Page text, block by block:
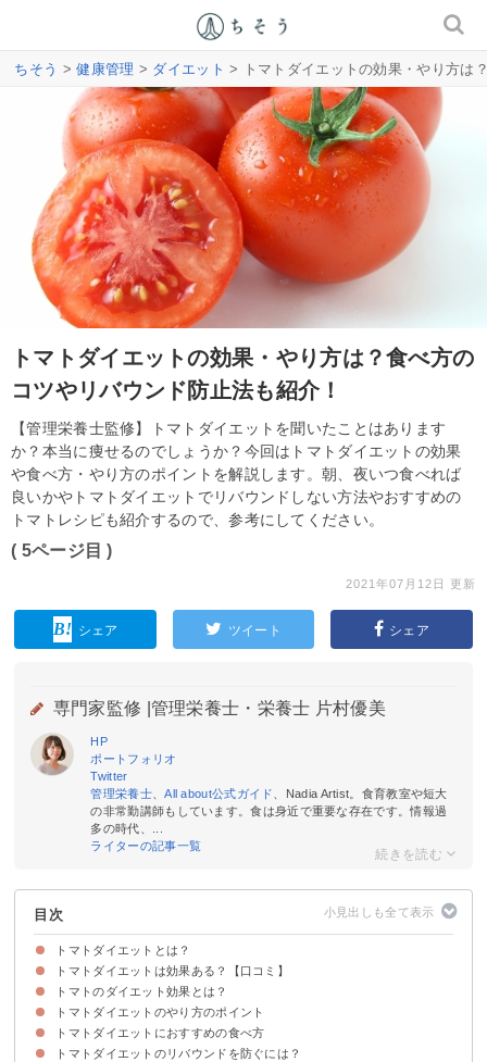
ちそう >健康管理 > ダイエット > トマトダイエットの効果・やり方は
トマトダイエットの効果・やり方は？食べ方の
コツやリバウンド防止法も紹介！
【管理栄養士監修】トマトダイエットを聞いたことはあります
か？本当に痩せるのでしょうか？今回はトマトダイエットの効果
や食べ方・やり方のポイントを解説します。朝、夜いつ食べれば
良いかやトマトダイエットでリバウンドしない方法やおすすめの
トマトレシピも紹介するので、参考にしてください。
( 5ページ目 )
2021年07月12日 更新
シェア ツイート シェア
専門家監修 | 管理栄養士・栄養士 片村優美
HP
ポートフォリオ
Twitter
管理栄養士、All about公式ガイド
、Nadia Artist。食育教室や短大
の非常勤講師もしています。食は身近で重要な存在です。情報過
多の時代、...
ライターの記事一覧
目次
トマトダイエットとは？
食事の最初にトマトを食べるダイエット
トマトがダイエットに人気な理由
トマトダイエットは効果ある？【口コミ】
痩せた口コミ
痩せなかった口コミ
トマトのダイエット効果とは？
①代謝を促進
②脂肪を燃焼
③むくみを解消する
④便秘解消
⑤デトックス効果
⑥成長ホルモンを分泌
トマトダイエットのやり方のポイント
①トマトを食べる時間
②トマトの摂取量
トマトダイエットにおすすめの食べ方
①トマトの皮も食べる
②トマトジュースを飲む
③トマトを加熱調理する
④よく噛んで満腹中枢を刺激する
⑤オイルと一緒に摂る
トマトダイエットのリバウンドを防ぐには？